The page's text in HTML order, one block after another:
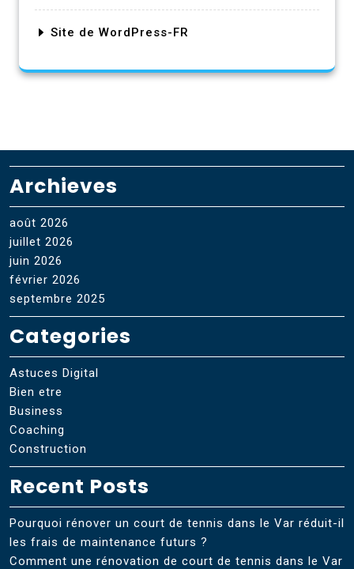
Site de WordPress-FR
Archieves
août 2026
juillet 2026
juin 2026
février 2026
septembre 2025
Categories
Astuces Digital
Bien etre
Business
Coaching
Construction
Recent Posts
Pourquoi rénover un court de tennis dans le Var réduit-il
les frais de maintenance futurs ?
Comment une rénovation de court de tennis dans le Var